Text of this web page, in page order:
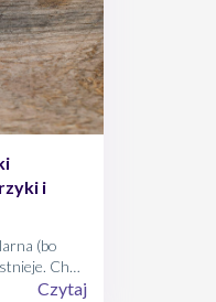
i
(bo
Choć
to
Czytaj